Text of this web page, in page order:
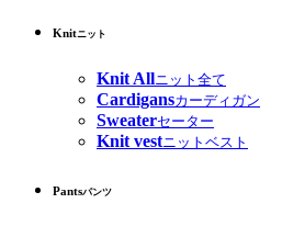
Knitニット
Knit Allニット全て
Cardigansカーディガン
Sweaterセーター
Knit vestニットベスト
Pantsパンツ